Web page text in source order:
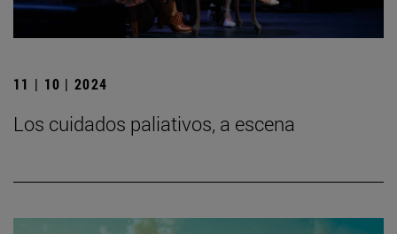
11 | 10 | 2024
Los cuidados paliativos, a escena